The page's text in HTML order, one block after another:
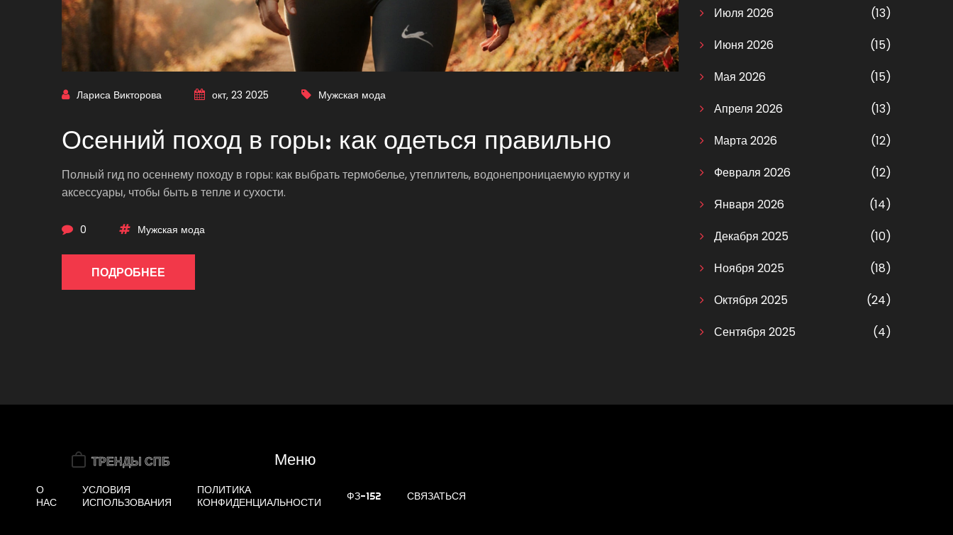
Лариса Викторова окт, 23 2025 Мужская мода
Осенний поход в горы: как одеться правильно
Полный гид по осеннему походу в горы: как выбрать термобелье, утеплитель, водонепроницаемую куртку и
аксессуары, чтобы быть в тепле и сухости.
0 Мужская мода
ПОДРОБНЕЕ
Июля 2026
(13)
Июня 2026
(15)
Мая 2026
(15)
Апреля 2026
(13)
Марта 2026
(12)
Февраля 2026
(12)
Января 2026
(14)
Декабря 2025
(10)
Ноября 2025
(18)
Октября 2025
(24)
Сентября 2025
(4)
Меню
О
НАС
УСЛОВИЯ
ИСПОЛЬЗОВАНИЯ
ПОЛИТИКА
КОНФИДЕНЦИАЛЬНОСТИ
ФЗ-152 СВЯЗАТЬСЯ